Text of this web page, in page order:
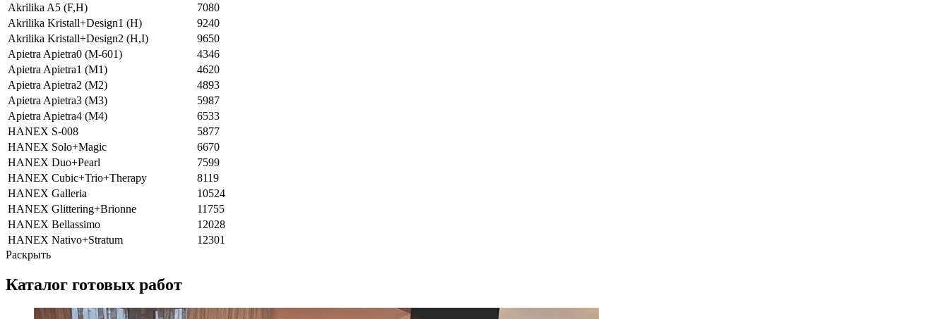
Akrilika A5 (F,H)
7080
Akrilika Kristall+Design1 (H)
9240
Akrilika Kristall+Design2 (H,I)
9650
Apietra Apietra0 (M-601)
4346
Apietra Apietra1 (M1)
4620
Apietra Apietra2 (M2)
4893
Apietra Apietra3 (M3)
5987
Apietra Apietra4 (M4)
6533
HANEX S-008
5877
HANEX Solo+Magic
6670
HANEX Duo+Pearl
7599
HANEX Cubic+Trio+Therapy
8119
HANEX Galleria
10524
HANEX Glittering+Brionne
11755
HANEX Bellassimo
12028
HANEX Nativo+Stratum
12301
Раскрыть
Каталог готовых работ